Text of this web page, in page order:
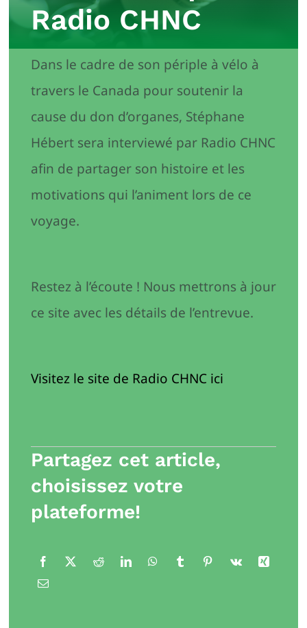
Radio CHNC
Dans le cadre de son périple à vélo à
travers le Canada pour soutenir la
cause du don d’organes, Stéphane
Hébert sera interviewé par Radio CHNC
afin de partager son histoire et les
motivations qui l’animent lors de ce
voyage.
Restez à l’écoute ! Nous mettrons à jour
ce site avec les détails de l’entrevue.
Visitez le site de Radio CHNC ici
Partagez cet article,
choisissez votre
plateforme!